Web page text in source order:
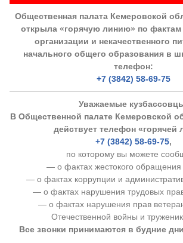
Общественная палата Кемеровской
открыла «горячую линию» по
организации и некачественного
начального общего образования в
телефон:
+7 (3842) 58-69-75
Уважаемые
В Общественной палате Кемеровской
действует телефон «горячей
+7 (3842) 58-69-75,
по которому вы можете
— о фактах жестокого обращения
— о фактах коррупции и
— о фактах нарушения трудовых
— о фактах нарушения прав
Отечественной войны и
Все звонки принимаются в будние